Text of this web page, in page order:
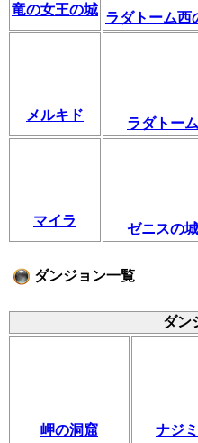
竜の女王の城
ラダトーム西
メルキド
ラダトーム
マイラ
ゼニスの城
ダンジョン一覧
ダン
岬の洞窟 ナジ